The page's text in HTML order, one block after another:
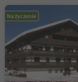
Na życzenie